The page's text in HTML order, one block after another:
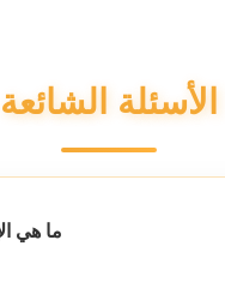
الأسئلة الشائعة
ما هي